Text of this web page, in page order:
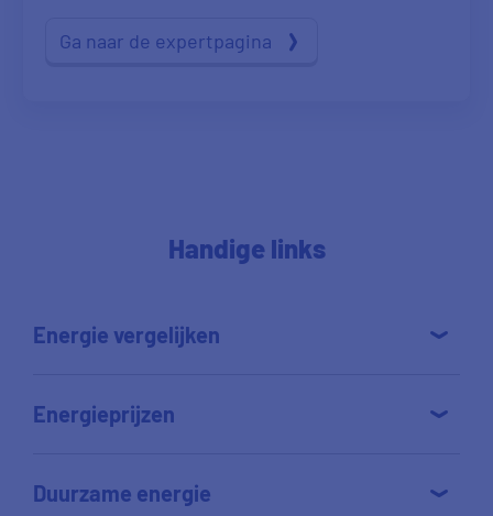
Ga naar de expertpagina
Handige links
Energie vergelijken
Energieprijzen
Duurzame energie